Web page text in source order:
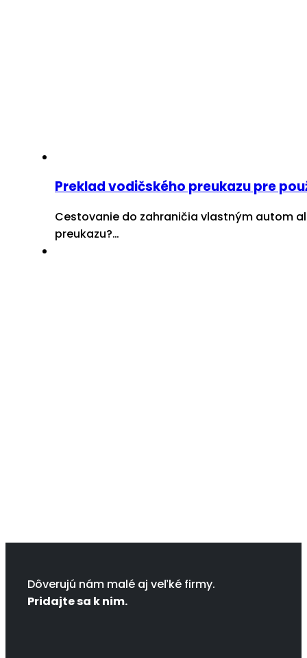
Preklad vodičského preukazu pre
Cestovanie do zahraničia vlastným autom
preukazu?…
Dôverujú nám malé aj veľké firmy.
Pridajte sa k nim.